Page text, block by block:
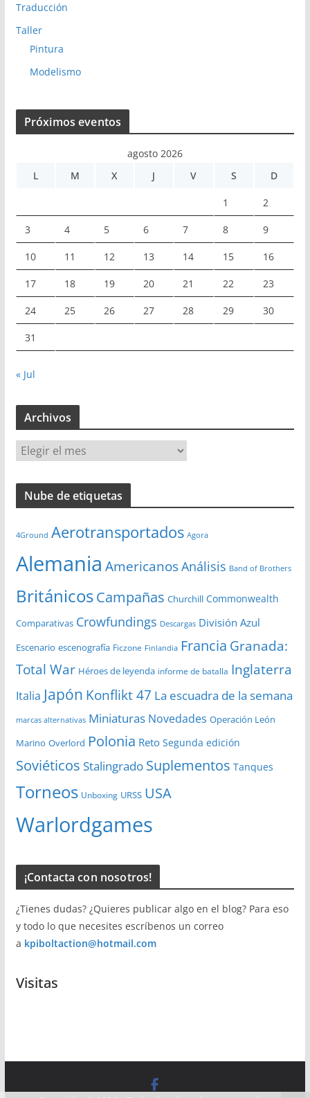
Traducción
Taller
Pintura
Modelismo
Próximos eventos
agosto 2026
L
M X J V S D
1 2
3 4 5 6 7 8 9
10 11 12 13 14 15 16
17 18 19 20 21 22 23
24 25 26 27 28 29 30
31
« Jul
Archivos
c
v
s
Nube de etiquetas
4Ground Aerotransportados Agora
Alemania AmericanosAnálisis Band of Brothers
BritánicosCampañas Churchill Commonwealth
Comparativas Crowfundings Descargas División Azul
Escenario escenografía Ficzone Finlandia Francia Granada:
Total War Héroes de leyenda informe de batalla Inglaterra
Italia Japón Konflikt 47 La escuadra de la semana
marcas alternativas Miniaturas Novedades Operación León
Marino Overlord Polonia Reto Segunda edición
Soviéticos Stalingrado Suplementos Tanques
Torneos Unboxing URSS USA
Warlordgames
¡Contacta con nosotros!
¿Tienes dudas? ¿Quieres publicar algo en el blog? Para eso
y todo lo que necesites escríbenos un correo
a kpiboltaction@hotmail.com
Visitas